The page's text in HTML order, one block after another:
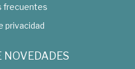
frecuentes
privacidad
NOVEDADES